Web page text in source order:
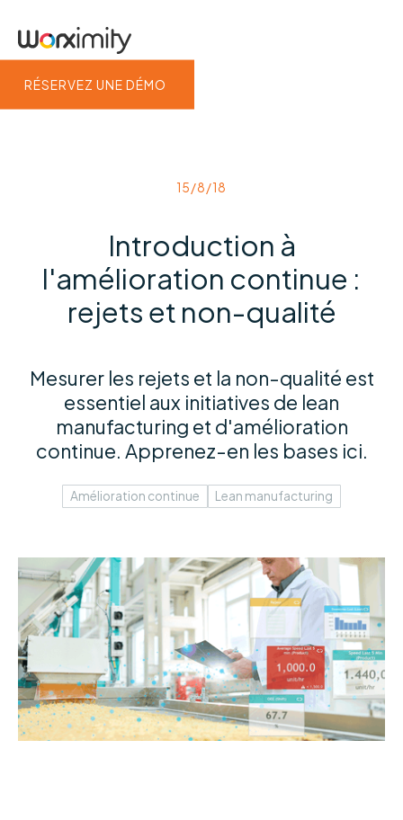
RÉSERVEZ UNE DÉMO
15/8/18
Introduction à
l'amélioration continue :
rejets et non-qualité
Mesurer les rejets et la non-qualité est
essentiel aux initiatives de lean
manufacturing et d'amélioration
continue. Apprenez-en les bases ici.
Amélioration continue Lean manufacturing